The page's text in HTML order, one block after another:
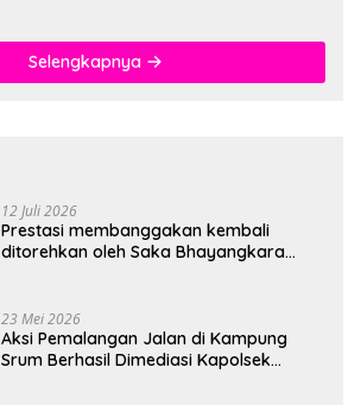
Selengkapnya
12 Juli 2026
Prestasi membanggakan kembali
ditorehkan oleh Saka Bhayangkara
23 Mei 2026
Aksi Pemalangan Jalan di Kampung
Srum Berhasil Dimediasi Kapolsek